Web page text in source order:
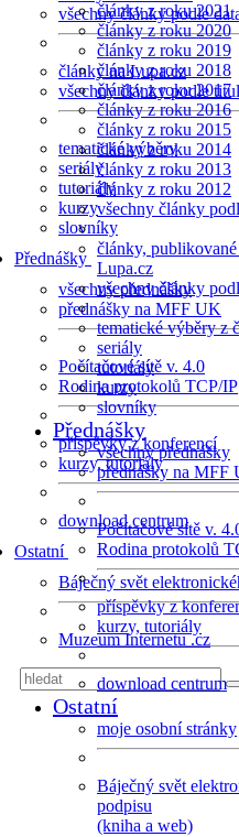
všechny články podle
články na Lupa.cz
všechny články podle
tematické výběry
seriály
tutoriály
kurzy
slovníky
Přednášky
všechny přednášky
přednášky na MFF UK
Počítačové sítě v. 4.0
Rodina protokolů TCP/IP
příspěvky z konferencí
kurzy, tutoriály
download centrum
Ostatní
Báječný svět
Muzeum Internetu .cz
články z roku 2021
články z roku 2020
články z roku 2019
články z roku 2018
články z roku 2017
články z roku 2016
články z roku 2015
články z roku 2014
články z roku 2013
články z roku 2012
všechny články
články, publikované
Lupa.cz
všechny články
tematické výběry z
seriály
tutoriály
kurzy
slovníky
Přednášky
všechny přednášky
přednášky na MFF
Počítačové sítě v.
Rodina protokolů
příspěvky z
kurzy, tutoriály
download centrum
Ostatní
moje osobní stránky
Báječný svět
podpisu
(kniha a web)